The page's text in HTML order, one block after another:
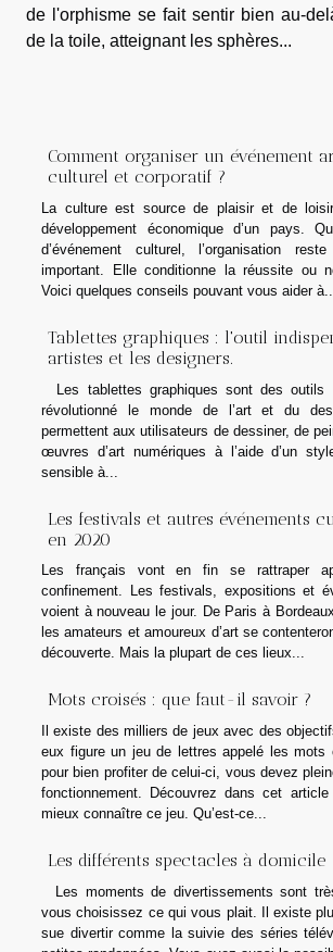
de l'orphisme se fait sentir bien au-
de la toile, atteignant les sphères...
Comment organiser un événement
culturel et corporatif ?
La culture est source de plaisir et de
développement économique d’un pays.
d’événement culturel, l’organisation
important. Elle conditionne la réussite ou
Voici quelques conseils pouvant vous aider à...
Tablettes graphiques : l'outil
artistes et les designers.
Les tablettes graphiques sont des outils
révolutionné le monde de l’art et du
permettent aux utilisateurs de dessiner, de
œuvres d’art numériques à l’aide d’un
sensible à...
Les festivals et autres événements
en 2020
Les français vont en fin se rattraper
confinement. Les festivals, expositions et
voient à nouveau le jour. De Paris à
les amateurs et amoureux d’art se
découverte. Mais la plupart de ces lieux...
Mots croisés : que faut-il savoir ?
Il existe des milliers de jeux avec des
eux figure un jeu de lettres appelé les mots
pour bien profiter de celui-ci, vous devez
fonctionnement. Découvrez dans cet
mieux connaître ce jeu. Qu’est-ce...
Les différents spectacles à domicile
Les moments de divertissements sont
vous choisissez ce qui vous plait. Il existe
sue divertir comme la suivie des séries